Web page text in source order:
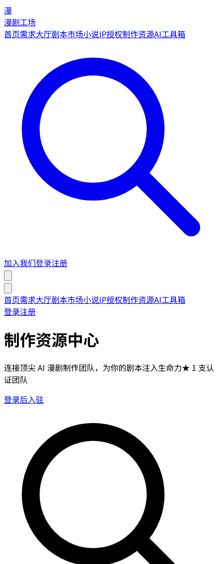
漫
漫剧工场
首页需求大厅剧本市场小说IP授权制作资源AI工具箱
加入我们登录注册
首页需求大厅剧本市场小说IP授权制作资源AI工具箱
登录注册
制作资源中心
连接顶尖 AI 漫剧制作团队，为你的剧本注入生命力★ 1 支认
证团队
登录后入驻